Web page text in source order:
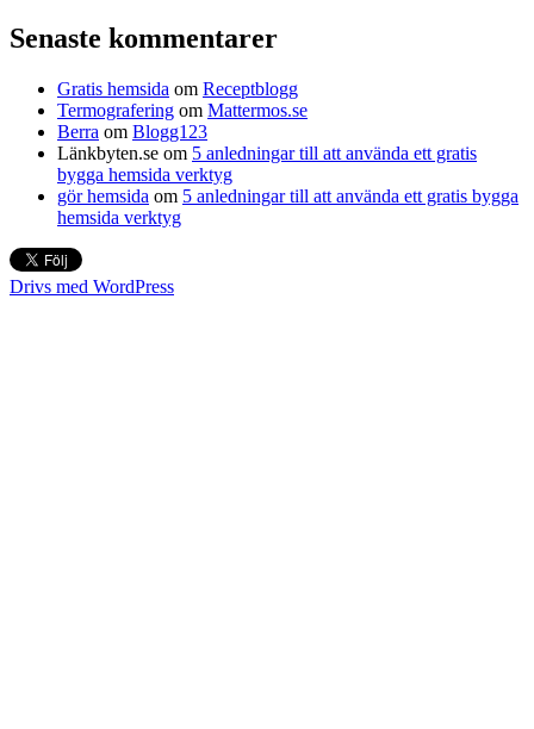
Senaste kommentarer
Gratis hemsida om Receptblogg
Termografering om Mattermos.se
Berra om Blogg123
Länkbyten.se om 5 anledningar till att använda ett gratis
bygga hemsida verktyg
gör hemsida om 5 anledningar till att använda ett gratis bygga
hemsida verktyg
Drivs med WordPress